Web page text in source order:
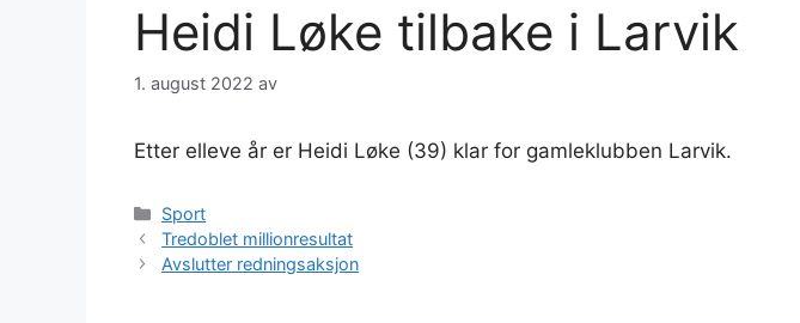
Heidi Løke tilbake i Larvik
1. august 2022 av
Etter elleve år er Heidi Løke (39) klar for gamleklubben Larvik.
Kategorier
Sport
Tredoblet millionresultat
Avslutter redningsaksjon